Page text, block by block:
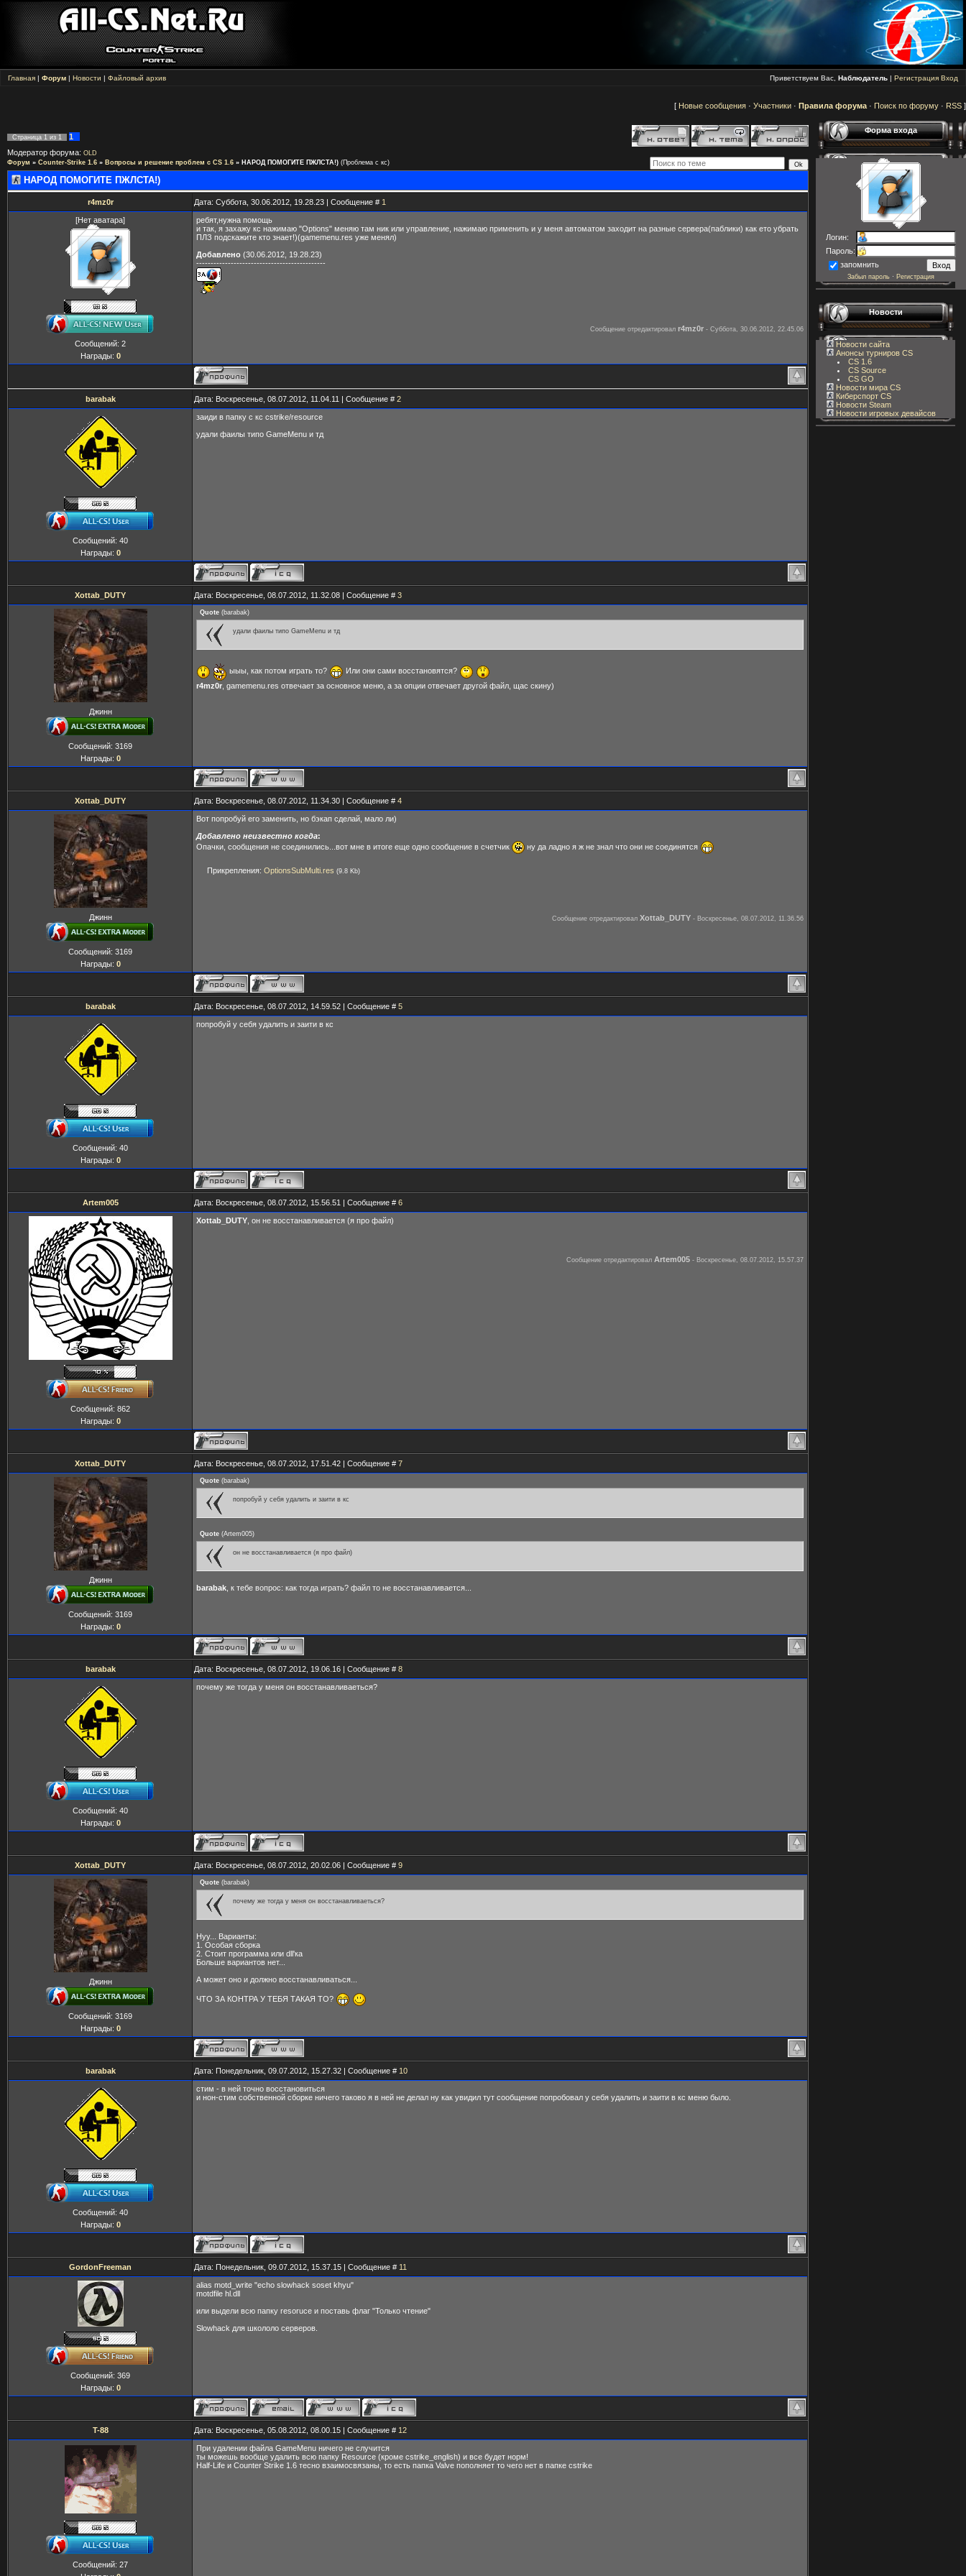
Главная | Форум | Новости | Файловый архив Приветствуем Вас, Наблюдатель | Регистрация Вход
[ Новые сообщения · Участники · Правила форума · Поиск по форуму · RSS ]
Страница 1 из 1
1
Модератор форума: OLD
Форум » Counter-Strike 1.6 » Вопросы и решение проблем с CS 1.6 » НАРОД ПОМОГИТЕ ПЖЛСТА!) (Проблема с кс)
НАРОД ПОМОГИТЕ ПЖЛСТА!)
r4mz0r Дата: Суббота, 30.06.2012, 19.28.23 | Сообщение # 1
[Нет аватара]
Сообщений: 2
Награды: 0
ребят,нужна помощь
и так, я захажу кс нажимаю "Options" меняю там ник или управление, нажимаю применить и у меня автоматом заходит на разные сервера(паблики) как ето убрать
ПЛЗ подскажите кто знает!)(gamemenu.res уже менял)
Добавлено (30.06.2012, 19.28.23)
---------------------------------------------
Сообщение отредактировал r4mz0r - Суббота, 30.06.2012, 22.45.06
barabak Дата: Воскресенье, 08.07.2012, 11.04.11 | Сообщение # 2
Сообщений: 40
Награды: 0
заиди в папку с кс cstrike/resource
удали фаилы типо GameMenu и тд
Xottab_DUTY Дата: Воскресенье, 08.07.2012, 11.32.08 | Сообщение # 3
Джинн
Сообщений: 3169
Награды: 0
Quote (barabak)
удали фаилы типо GameMenu и тд
ыыы, как потом играть то?
Или они сами восстановятся?
r4mz0r , gamemenu.res отвечает за основное меню, а за опции отвечает другой файл, щас скину)
Xottab_DUTY Дата: Воскресенье, 08.07.2012, 11.34.30 | Сообщение # 4
Джинн
Сообщений: 3169
Награды: 0
Вот попробуй его заменить, но бэкап сделай, мало ли)
Добавлено неизвестно когда:
Опачки, сообщения не соединились...вот мне в итоге еще одно сообщение в счетчик
ну да ладно я ж не знал что они не соединятся
Прикрепления: OptionsSubMulti.res (9.8 Kb)
Сообщение отредактировал Xottab_DUTY - Воскресенье, 08.07.2012, 11.36.56
barabak Дата: Воскресенье, 08.07.2012, 14.59.52 | Сообщение # 5
Сообщений: 40
Награды: 0
попробуй у себя удалить и заити в кс
Artem005 Дата: Воскресенье, 08.07.2012, 15.56.51 | Сообщение # 6
Сообщений: 862
Награды: 0
Xottab_DUTY , он не восстанавливается (я про файл)
Сообщение отредактировал Artem005 - Воскресенье, 08.07.2012, 15.57.37
Xottab_DUTY Дата: Воскресенье, 08.07.2012, 17.51.42 | Сообщение # 7
Джинн
Сообщений: 3169
Награды: 0
Quote (barabak)
попробуй у себя удалить и заити в кс
Quote (Artem005)
он не восстанавливается (я про файл)
barabak , к тебе вопрос: как тогда играть? файл то не восстанавливается...
barabak Дата: Воскресенье, 08.07.2012, 19.06.16 | Сообщение # 8
Сообщений: 40
Награды: 0
почему же тогда у меня он восстанавливаеться?
Xottab_DUTY Дата: Воскресенье, 08.07.2012, 20.02.06 | Сообщение # 9
Джинн
Сообщений: 3169
Награды: 0
Quote (barabak)
почему же тогда у меня он восстанавливаеться?
Нуу... Варианты:
1. Особая сборка
2. Стоит программа или dll'ка
Больше вариантов нет...
А может оно и должно восстанавливаться...
ЧТО ЗА КОНТРА У ТЕБЯ ТАКАЯ ТО?
barabak Дата: Понедельник, 09.07.2012, 15.27.32 | Сообщение # 10
Сообщений: 40
Награды: 0
стим - в ней точно восстановиться
и нон-стим собственной сборке ничего таково я в ней не делал ну как увидил тут сообщение попробовал у себя удалить и заити в кс меню было.
GordonFreeman Дата: Понедельник, 09.07.2012, 15.37.15 | Сообщение # 11
Сообщений: 369
Награды: 0
alias motd_write "echo slowhack soset khyu"
motdfile hl.dll
или выдели всю папку resoruce и поставь флаг "Только чтение"
Slowhack для школоло серверов.
T-88 Дата: Воскресенье, 05.08.2012, 08.00.15 | Сообщение # 12
Сообщений: 27
При удалении файла GameMenu ничего не случится
ты можешь вообще удалить всю папку Resource (кроме cstrike_english) и все будет норм!
Half-Life и Counter Strike 1.6 тесно взаимосвязаны, то есть папка Valve пополняет то чего нет в папке cstrike
Форма входа
Логин:
Пароль:
запомнить
Забыл пароль · Регистрация
Новости
Новости сайта
Анонсы турниров CS
CS 1.6
CS Source
CS GO
Новости мира CS
Киберспорт CS
Новости Steam
Новости игровых девайсов